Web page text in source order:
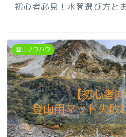
初心者必見！水筒選び方と
登山ノウハウ